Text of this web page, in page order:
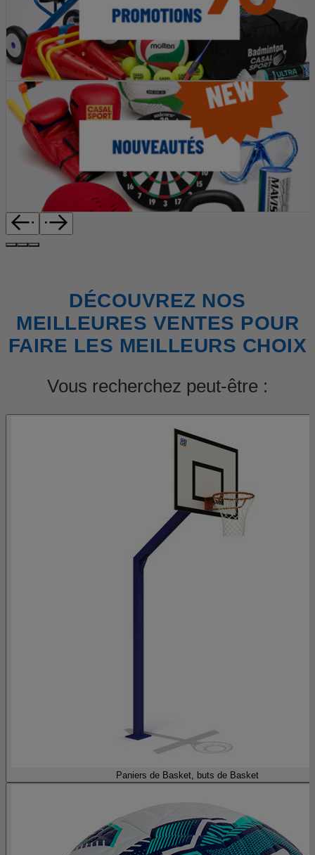
DÉCOUVREZ NOS
MEILLEURES VENTES POUR
FAIRE LES MEILLEURS CHOIX
Vous recherchez peut-être :
Paniers de Basket, buts de Basket